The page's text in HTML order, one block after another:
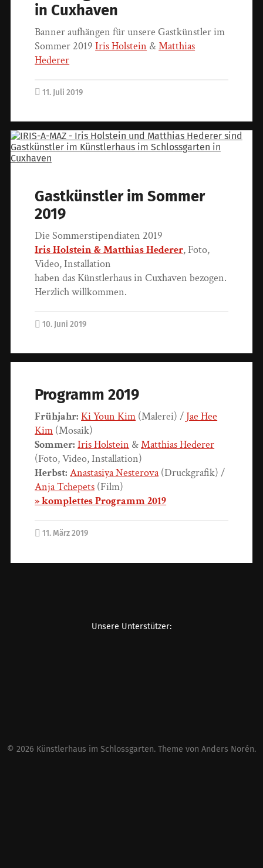
in Cuxhaven
Banner aufhängen für unsere Gastkünstler im
Sommer 2019Iris Holstein &Matthias
Hederer
11. Juli 2019
Gastkünstler im Sommer
2019
Die Sommerstipendiaten 2019
Iris Holstein & Matthias Hederer, Foto,
Video, Installation
haben das Künstlerhaus in Cuxhaven bezogen.
Herzlich willkommen.
10. Juni 2019
Programm 2019
Frühjahr: Ki Youn Kim (Malerei) / Jae Hee
Kim (Mosaik)
Sommer: Iris Holstein &Matthias Hederer
(Foto, Video, Installation)
Herbst: Anastasiya Nesterova(Druckgrafik) /
Anja Tchepets (Film)
» komplettes Programm 2019
11. März 2019
Unsere Unterstützer:
© 2026 Künstlerhaus im Schlossgarten. Theme von Anders Norén.